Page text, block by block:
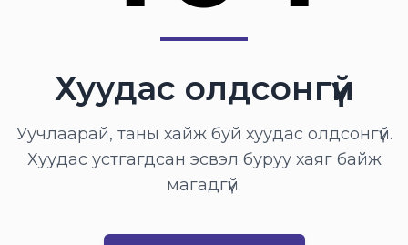
Хуудас олдсонгүй
Уучлаарай, таны хайж буй хуудас олдсонгүй.
Хуудас устгагдсан эсвэл буруу хаяг байж
магадгүй.